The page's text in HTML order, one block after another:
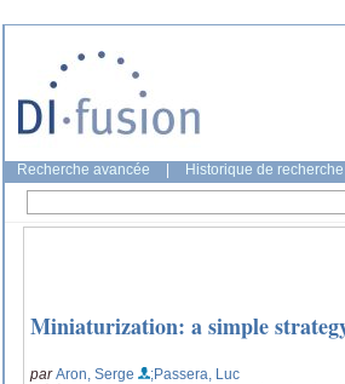
Recherche avancée Historique de recherche
Miniaturization: a simple
parAron, Serge
;Passera, Luc